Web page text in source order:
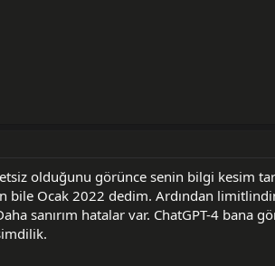
olduğunu görünce senin bilgi kesim
bile Ocak 2022 dedim. Ardından
sanırım hatalar var. ChatGPT-4 bana